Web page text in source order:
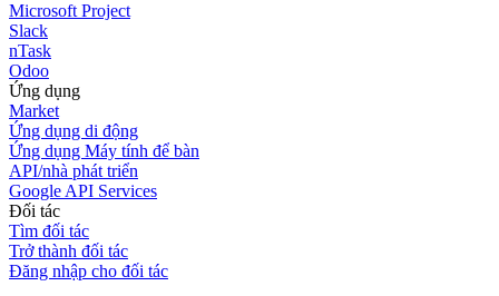
Microsoft Project
Slack
nTask
Odoo
Ứng dụng
Market
Ứng dụng di động
Ứng dụng Máy tính để bàn
API/nhà phát triển
Google API Services
Đối tác
Tìm đối tác
Trở thành đối tác
Đăng nhập cho đối tác